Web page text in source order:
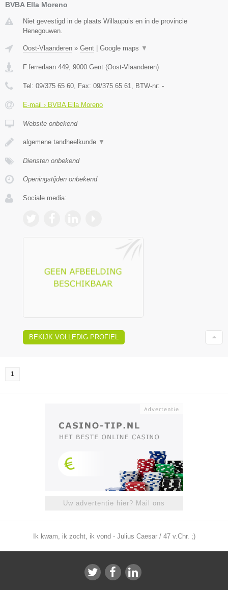
BVBA Ella Moreno
Niet gevestigd in de plaats Willaupuis en in de provincie
Henegouwen.
Oost-Vlaanderen » Gent Google maps ▼
F.ferrerlaan 449, 9000 Gent (Oost-Vlaanderen)
Tel: 09/375 65 60, Fax: 09/375 65 61, BTW-nr: -
E-mail › BVBA Ella Moreno
Website onbekend
algemene tandheelkunde ▼
Diensten onbekend
Openingstijden onbekend
Sociale media:
BEKIJK VOLLEDIG PROFIEL
1
Uw advertentie hier? Mail ons
Ik kwam, ik zocht, ik vond - Julius Caesar / 47 v.Chr. ;)